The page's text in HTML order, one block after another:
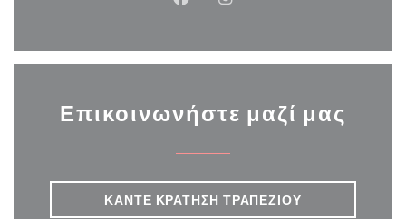
Facebook ((ανοίγει σε νέο
Instagram ((ανοίγει σε
Επικοινωνήστε μαζί μας
ΚΆΝΤΕ ΚΡΆΤΗΣΗ ΤΡΑΠΕΖΙΟΎ